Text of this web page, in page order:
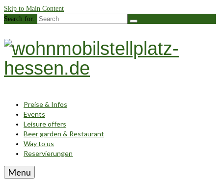
Skip to Main Content
Search for:
Preise & Infos
Events
Leisure offers
Beer garden & Restaurant
Way to us
Reservierungen
Menu